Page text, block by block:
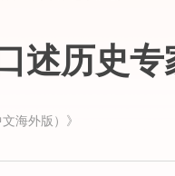
口述历史
海外版）》